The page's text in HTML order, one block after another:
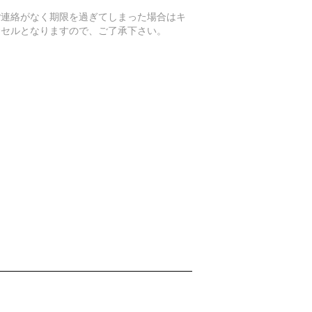
連絡がなく期限を過ぎてしまった場合はキ
ルとなりますので、ご了承下さい。